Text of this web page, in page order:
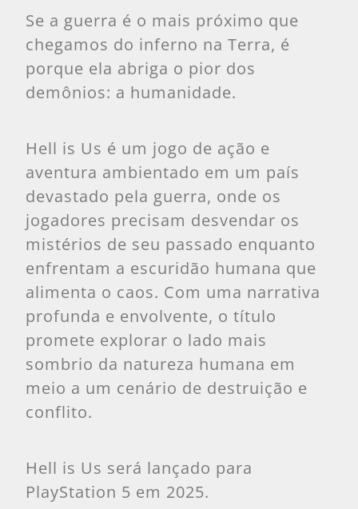
Se a guerra é o mais próximo que
chegamos do inferno na Terra, é
porque ela abriga o pior dos
demônios: a humanidade.
Hell is Us é um jogo de ação e
aventura ambientado em um país
devastado pela guerra, onde os
jogadores precisam desvendar os
mistérios de seu passado enquanto
enfrentam a escuridão humana que
alimenta o caos. Com uma narrativa
profunda e envolvente, o título
promete explorar o lado mais
sombrio da natureza humana em
meio a um cenário de destruição e
conflito.
Hell is Us será lançado para
PlayStation 5 em 2025.